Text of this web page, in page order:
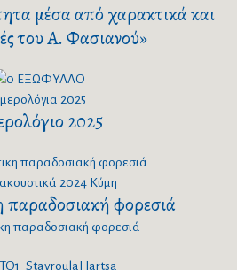
μέσα από χαρακτικά και
του Α. Φασιανού»
2025
2025
2024 Κύμη
παραδοσιακή φορεσιά
παραδοσιακή φορεσιά